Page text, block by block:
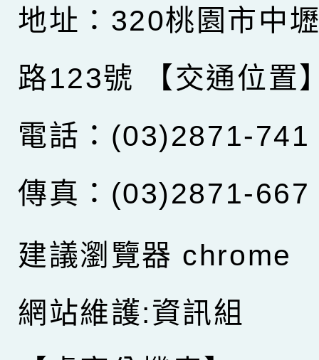
地址：320桃園市中
路123號
【交通位置
電話：(03)2871-741
傳真：(03)2871-667
建議瀏覽器 chrome
網站維護:資訊組